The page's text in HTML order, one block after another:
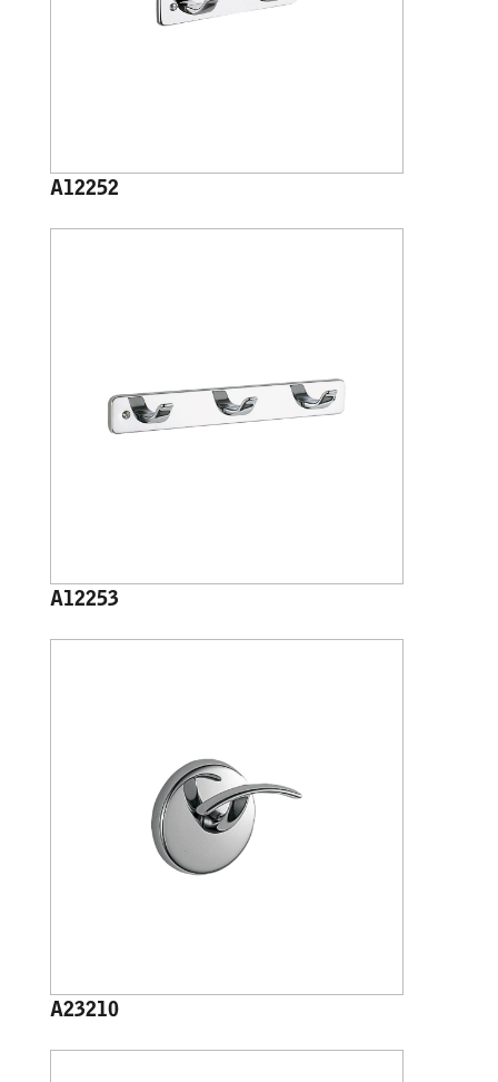
A12252
A12253
A23210